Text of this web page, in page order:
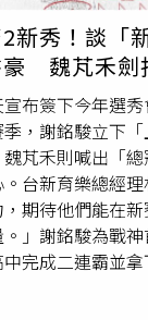
式，球場大螢
洲天王任賢齊
「31號」紀念碑
偉、石志偉、
璋、中職會長
隊興富發總教
林泓育也驚喜
氛中，味全龍領
正式轉任味全
，致詞也又一
的新起點。哥
繼續致力關懷
新秀！談「
魏芃禾劍
布簽下今年選
，謝銘駿立下
芃禾則喊出「
台新育樂總經
期待他們能在新
」謝銘駿為戰
完成二連霸並
Academy，更入
第2位獲此殊榮